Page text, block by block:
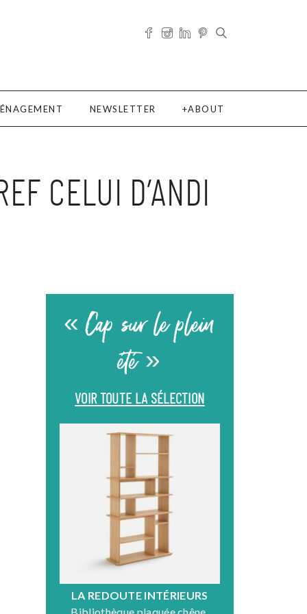
NEWSLETTER ABOUT
CELUI D’ANDI
« Cap sur le plein
été »
VOIR TOUTE LA SÉLECTION
LA REDOUTE INTÉRIEURS